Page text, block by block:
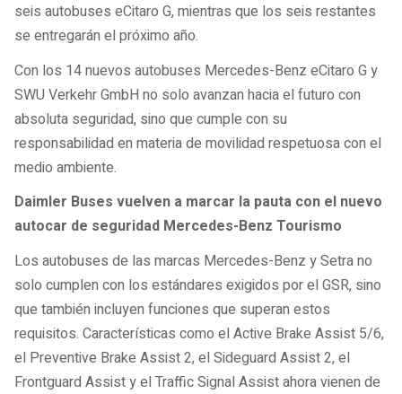
seis autobuses eCitaro G, mientras que los seis restantes
se entregarán el próximo año.
Con los 14 nuevos autobuses Mercedes-Benz eCitaro G y
SWU Verkehr GmbH no solo avanzan hacia el futuro con
absoluta seguridad, sino que cumple con su
responsabilidad en materia de movilidad respetuosa con el
medio ambiente.
Daimler Buses vuelven a marcar la pauta con el nuevo
autocar de seguridad Mercedes-Benz Tourismo
Los autobuses de las marcas Mercedes-Benz y Setra no
solo cumplen con los estándares exigidos por el GSR, sino
que también incluyen funciones que superan estos
requisitos. Características como el Active Brake Assist 5/6,
el Preventive Brake Assist 2, el Sideguard Assist 2, el
Frontguard Assist y el Traffic Signal Assist ahora vienen de